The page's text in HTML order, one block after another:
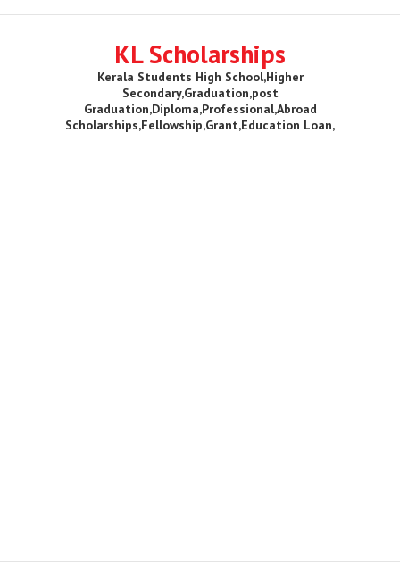
KL Scholarships
Kerala Students High School,Higher
Secondary,Graduation,post
Graduation,Diploma,Professional,Abroad
Scholarships,Fellowship,Grant,Education Loan,